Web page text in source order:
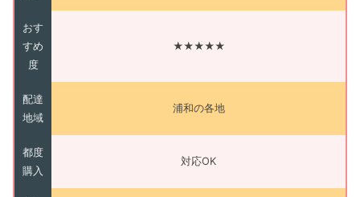
おす
すめ
度
★★★★★
配達
地域
浦和の各地
都度
購入
対応OK